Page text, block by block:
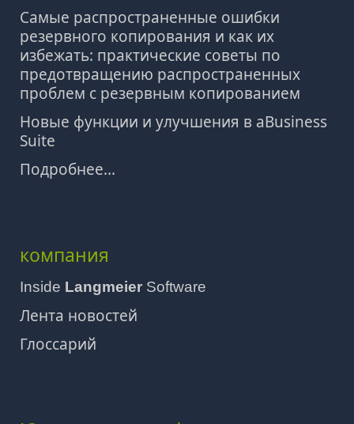
Самые распространенные ошибки
резервного копирования и как их
избежать: практические советы по
предотвращению распространенных
проблем с резервным копированием
Новые функции и улучшения в aBusiness
Suite
Подробнее...
компания
Inside Langmeier Software
Лента новостей
Глоссарий